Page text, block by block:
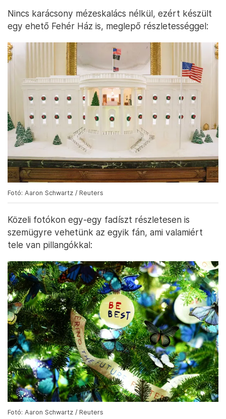
Nincs karácsony mézeskalács nélkül, ezért készült
egy ehető Fehér Ház is, meglepő részletességgel:
Fotó: Aaron Schwartz / Reuters
Közeli fotókon egy-egy fadíszt részletesen is
szemügyre vehetünk az egyik fán, ami valamiért
tele van pillangókkal:
Fotó: Aaron Schwartz / Reuters